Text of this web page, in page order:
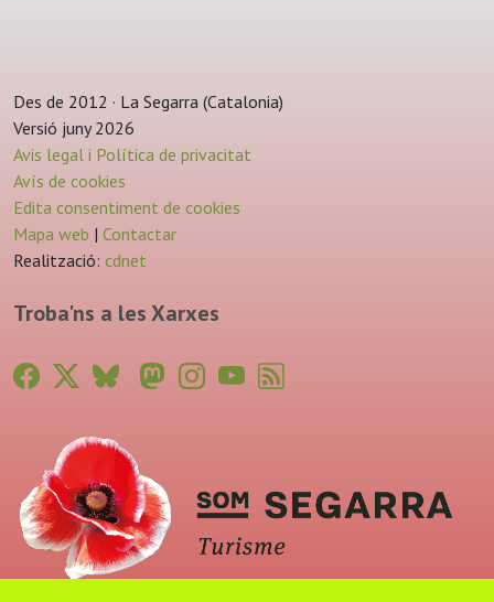
Des de 2012 · La Segarra (Catalonia)
Versió juny 2026
Avis legal i Política de privacitat
Avís de cookies
Edita consentiment de cookies
Mapa web | Contactar
Realització: cdnet
Troba'ns a les Xarxes